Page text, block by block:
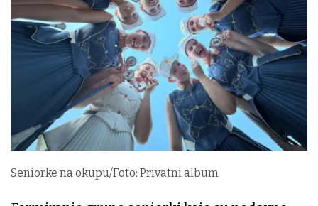
Seniorke na okupu/Foto: Privatni album